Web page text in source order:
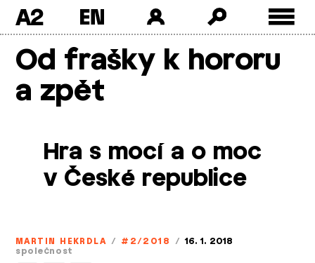
A2
Od frašky k hororu
a zpět
Hra s mocí a o moc
v České republice
MARTIN HEKRDLA / #2/2018 / 16. 1. 2018
společnost